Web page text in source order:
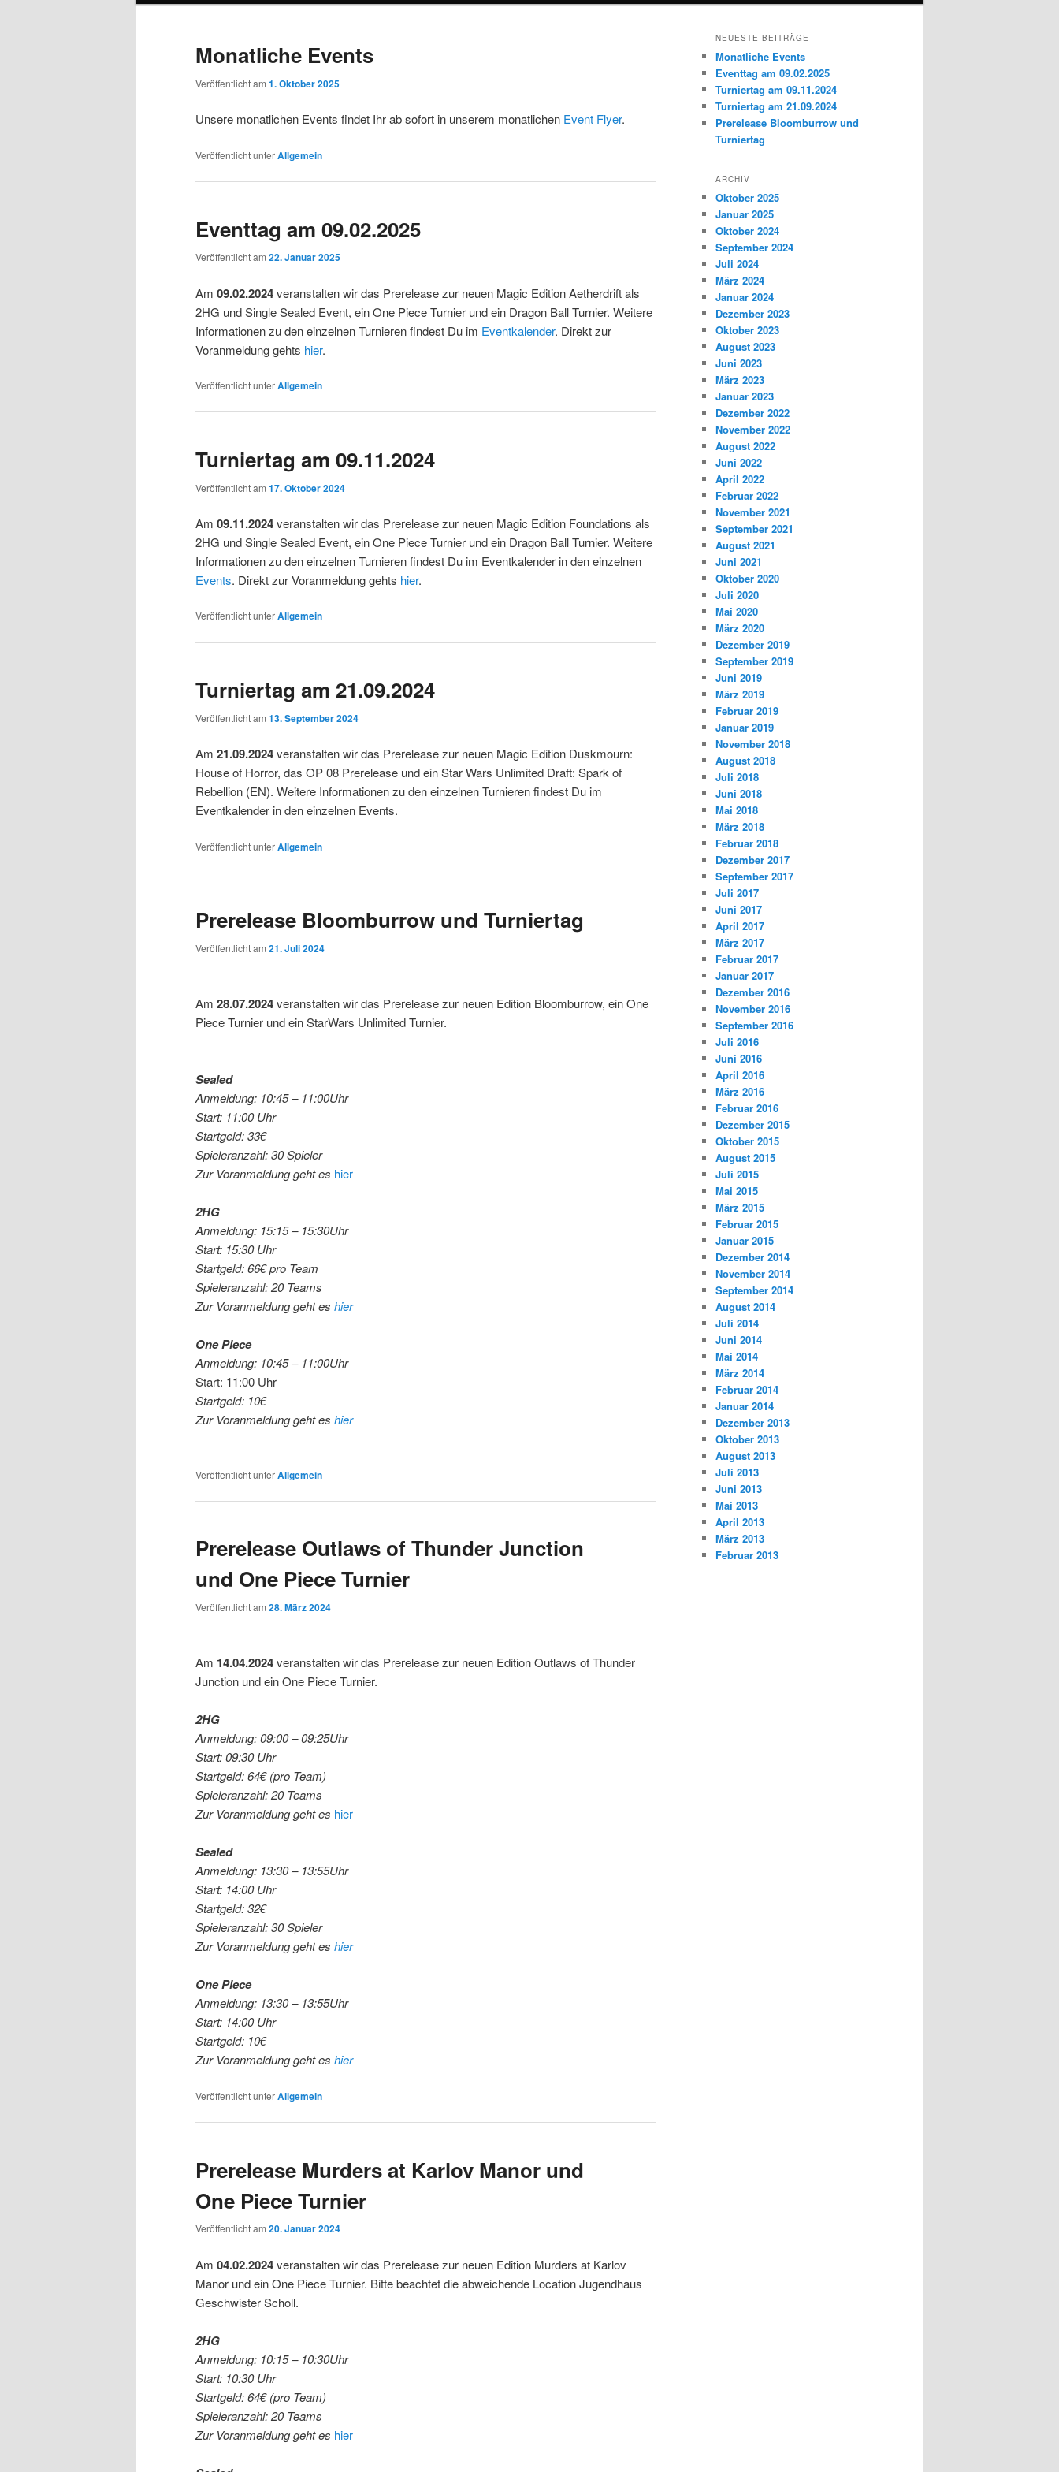
Monatliche Events
Veröffentlicht am 1. Oktober 2025
Unsere monatlichen Events findet Ihr ab sofort in unserem monatlichen Event Flyer.
Veröffentlicht unterAllgemein
Eventtag am 09.02.2025
Veröffentlicht am 22. Januar 2025
Am 09.02.2024veranstalten wir das Prerelease zur neuen Magic Edition Aetherdrift als
2HG und Single Sealed Event, ein One Piece Turnier und ein Dragon Ball Turnier. Weitere
Informationen zu den einzelnen Turnieren findest Du im Eventkalender. Direkt zur
Voranmeldung gehts hier.
Veröffentlicht unterAllgemein
Turniertag am 09.11.2024
Veröffentlicht am 17. Oktober 2024
Am 09.11.2024veranstalten wir das Prerelease zur neuen Magic Edition Foundations als
2HG und Single Sealed Event, ein One Piece Turnier und ein Dragon Ball Turnier. Weitere
Informationen zu den einzelnen Turnieren findest Du im Eventkalender in den einzelnen
Events. Direkt zur Voranmeldung gehts hier.
Veröffentlicht unterAllgemein
Turniertag am 21.09.2024
Veröffentlicht am 13. September 2024
Am 21.09.2024veranstalten wir das Prerelease zur neuen Magic Edition Duskmourn:
House of Horror, das OP 08 Prerelease und ein Star Wars Unlimited Draft: Spark of
Rebellion (EN). Weitere Informationen zu den einzelnen Turnieren findest Du im
Eventkalender in den einzelnen Events.
Veröffentlicht unterAllgemein
Prerelease Bloomburrow und Turniertag
Veröffentlicht am 21. Juli 2024
Am 28.07.2024veranstalten wir das Prerelease zur neuen Edition Bloomburrow, ein One
Piece Turnier und ein StarWars Unlimited Turnier.
Sealed
Anmeldung: 10:45 – 11:00Uhr
Start: 11:00 Uhr
Startgeld: 33€
Spieleranzahl: 30 Spieler
Zur Voranmeldung geht es hier
2HG
Anmeldung: 15:15 – 15:30Uhr
Start: 15:30 Uhr
Startgeld: 66€pro Team
Spieleranzahl: 20 Teams
Zur Voranmeldung geht es hier
One Piece
Anmeldung: 10:45 – 11:00Uhr
Start: 11:00 Uhr
Startgeld: 10€
Zur Voranmeldung geht es hier
Veröffentlicht unterAllgemein
Prerelease Outlaws of Thunder Junction
und One Piece Turnier
Veröffentlicht am 28. März 2024
Am 14.04.2024veranstalten wir das Prerelease zur neuen Edition Outlaws of Thunder
Junction und ein One Piece Turnier.
2HG
Anmeldung: 09:00 – 09:25Uhr
Start: 09:30 Uhr
Startgeld: 64€ (pro Team)
Spieleranzahl: 20 Teams
Zur Voranmeldung geht es hier
Sealed
Anmeldung: 13:30 – 13:55Uhr
Start: 14:00 Uhr
Startgeld: 32€
Spieleranzahl: 30 Spieler
Zur Voranmeldung geht es hier
One Piece
Anmeldung: 13:30 – 13:55Uhr
Start: 14:00 Uhr
Startgeld: 10€
Zur Voranmeldung geht es hier
Veröffentlicht unterAllgemein
Prerelease Murders at Karlov Manor und
One Piece Turnier
Veröffentlicht am 20. Januar 2024
Am 04.02.2024veranstalten wir das Prerelease zur neuen Edition Murders at Karlov
Manor und ein One Piece Turnier. Bitte beachtet die abweichende Location Jugendhaus
Geschwister Scholl.
2HG
Anmeldung: 10:15 – 10:30Uhr
Start: 10:30 Uhr
Startgeld: 64€ (pro Team)
Spieleranzahl: 20 Teams
Zur Voranmeldung geht es hier
NEUESTE BEITRÄGE
Monatliche Events
Eventtag am 09.02.2025
Turniertag am 09.11.2024
Turniertag am 21.09.2024
Prerelease Bloomburrow und
Turniertag
ARCHIV
Oktober 2025
Januar 2025
Oktober 2024
September 2024
Juli 2024
März 2024
Januar 2024
Dezember 2023
Oktober 2023
August 2023
Juni 2023
März 2023
Januar 2023
Dezember 2022
November 2022
August 2022
Juni 2022
April 2022
Februar 2022
November 2021
September 2021
August 2021
Juni 2021
Oktober 2020
Juli 2020
Mai 2020
März 2020
Dezember 2019
September 2019
Juni 2019
März 2019
Februar 2019
Januar 2019
November 2018
August 2018
Juli 2018
Juni 2018
Mai 2018
März 2018
Februar 2018
Dezember 2017
September 2017
Juli 2017
Juni 2017
April 2017
März 2017
Februar 2017
Januar 2017
Dezember 2016
November 2016
September 2016
Juli 2016
Juni 2016
April 2016
März 2016
Februar 2016
Dezember 2015
Oktober 2015
August 2015
Juli 2015
Mai 2015
März 2015
Februar 2015
Januar 2015
Dezember 2014
November 2014
September 2014
August 2014
Juli 2014
Juni 2014
Mai 2014
März 2014
Februar 2014
Januar 2014
Dezember 2013
Oktober 2013
August 2013
Juli 2013
Juni 2013
Mai 2013
April 2013
März 2013
Februar 2013